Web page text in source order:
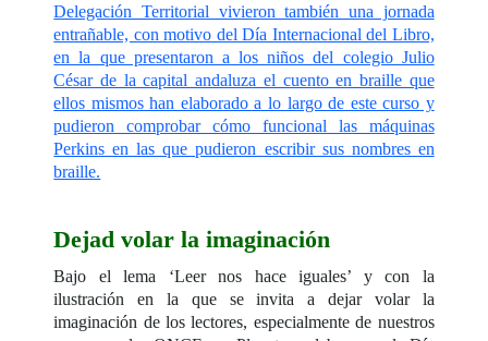
Delegación Territorial vivieron también una jornada
entrañable, con motivo del Día Internacional del Libro,
en la que presentaron a los niños del colegio Julio
César de la capital andaluza el cuento en braille que
ellos mismos han elaborado a lo largo de este curso y
pudieron comprobar cómo funcional las máquinas
Perkins en las que pudieron escribir sus nombres en
braille.
Dejad volar la imaginación
Bajo el lema ‘Leer nos hace iguales’ y con la
ilustración en la que se invita a dejar volar la
imaginación de los lectores, especialmente de nuestros